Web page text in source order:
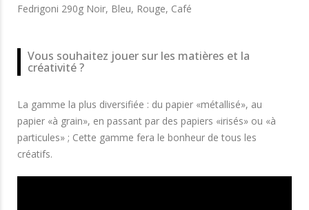
Fedrigoni 290g Noir, Bleu, Rouge, Café
Vous souhaitez jouer sur les matières et la
créativité ?
La gamme la plus diversifiée : du papier «métallisé», au
papier «à grain», en passant par des papiers «irisés» ou «à
particules» ; Cette gamme fera le bonheur de tous les
créatifs.